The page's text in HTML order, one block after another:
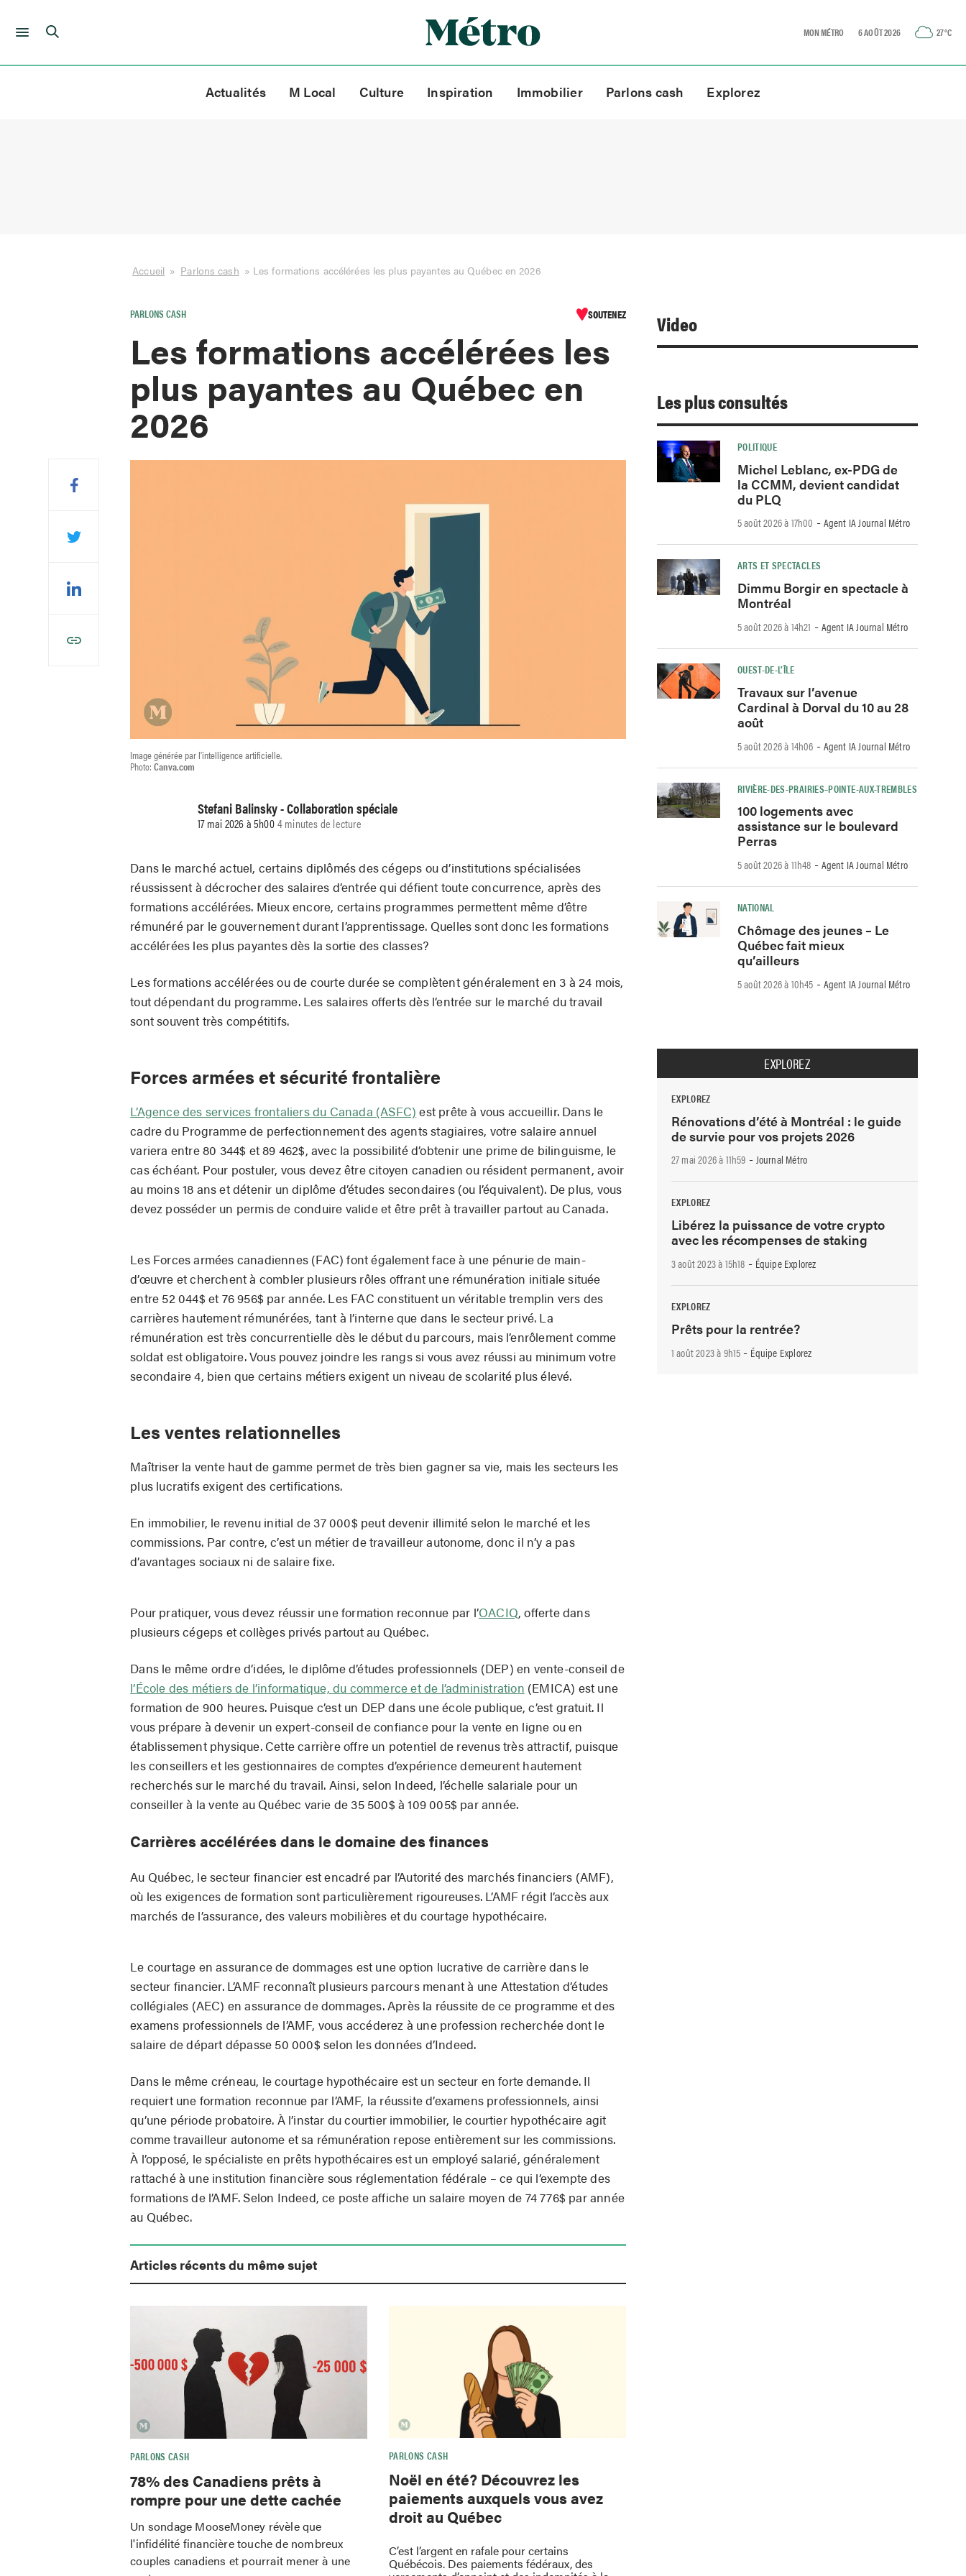
Skip
MON MÉTRO 6 AOÛT 2026 27°C
Actualités M Local Culture Inspiration Immobilier Parlons cash Explorez
Accueil » Parlons cash » Les formations accélérées les plus payantes au Québec en 2026
PARLONS CASH SOUTENEZ
Les formations accélérées les
plus payantes au Québec en
2026
Image générée par l'intelligence artificielle.
Photo:Canva.com
Stefani Balinsky - Collaboration spéciale
17 mai 2026 à 5h004 minutes de lecture
Dans le marché actuel, certains diplômés des cégeps ou d’institutions spécialisées
réussissent à décrocher des salaires d’entrée qui défient toute concurrence, après des
formations accélérées. Mieux encore, certains programmes permettent même d’être
rémunéré par le gouvernement durant l’apprentissage. Quelles sont donc les formations
accélérées les plus payantes dès la sortie des classes?
Les formations accélérées ou de courte durée se complètent généralement en 3 à 24 mois,
tout dépendant du programme. Les salaires offerts dès l’entrée sur le marché du travail
sont souvent très compétitifs.
Forces armées et sécurité frontalière
L’Agence des services frontaliers du Canada (ASFC) est prête à vous accueillir. Dans le
cadre du Programme de perfectionnement des agents stagiaires, votre salaire annuel
variera entre 80 344$ et 89 462$, avec la possibilité d’obtenir une prime de bilinguisme, le
cas échéant. Pour postuler, vous devez être citoyen canadien ou résident permanent, avoir
au moins 18 ans et détenir un diplôme d’études secondaires (ou l’équivalent). De plus, vous
devez posséder un permis de conduire valide et être prêt à travailler partout au Canada.
Les Forces armées canadiennes (FAC) font également face à une pénurie de main-
d’œuvre et cherchent à combler plusieurs rôles offrant une rémunération initiale située
entre 52 044$ et 76 956$ par année. Les FAC constituent un véritable tremplin vers des
carrières hautement rémunérées, tant à l’interne que dans le secteur privé. La
rémunération est très concurrentielle dès le début du parcours, mais l’enrôlement comme
soldat est obligatoire. Vous pouvez joindre les rangs si vous avez réussi au minimum votre
secondaire 4, bien que certains métiers exigent un niveau de scolarité plus élevé.
Les ventes relationnelles
Maîtriser la vente haut de gamme permet de très bien gagner sa vie, mais les secteurs les
plus lucratifs exigent des certifications.
En immobilier, le revenu initial de 37 000$ peut devenir illimité selon le marché et les
commissions. Par contre, c’est un métier de travailleur autonome, donc il n’y a pas
d’avantages sociaux ni de salaire fixe.
Pour pratiquer, vous devez réussir une formation reconnue par l’OACIQ, offerte dans
plusieurs cégeps et collèges privés partout au Québec.
Dans le même ordre d’idées, le diplôme d’études professionnels (DEP) en vente-conseil de
l’École des métiers de l’informatique, du commerce et de l’administration (EMICA) est une
formation de 900 heures. Puisque c’est un DEP dans une école publique, c’est gratuit. Il
vous prépare à devenir un expert-conseil de confiance pour la vente en ligne ou en
établissement physique. Cette carrière offre un potentiel de revenus très attractif, puisque
les conseillers et les gestionnaires de comptes d’expérience demeurent hautement
recherchés sur le marché du travail. Ainsi, selon Indeed, l’échelle salariale pour un
conseiller à la vente au Québec varie de 35 500$ à 109 005$ par année.
Carrières accélérées dans le domaine des finances
Au Québec, le secteur financier est encadré par l’Autorité des marchés financiers (AMF),
où les exigences de formation sont particulièrement rigoureuses. L’AMF régit l’accès aux
marchés de l’assurance, des valeurs mobilières et du courtage hypothécaire.
Le courtage en assurance de dommages est une option lucrative de carrière dans le
secteur financier. L’AMF reconnaît plusieurs parcours menant à une Attestation d’études
collégiales (AEC) en assurance de dommages. Après la réussite de ce programme et des
examens professionnels de l’AMF, vous accéderez à une profession recherchée dont le
salaire de départ dépasse 50 000$ selon les données d’Indeed.
Dans le même créneau, le courtage hypothécaire est un secteur en forte demande. Il
requiert une formation reconnue par l’AMF, la réussite d’examens professionnels, ainsi
qu’une période probatoire. À l’instar du courtier immobilier, le courtier hypothécaire agit
comme travailleur autonome et sa rémunération repose entièrement sur les commissions.
À l’opposé, le spécialiste en prêts hypothécaires est un employé salarié, généralement
rattaché à une institution financière sous réglementation fédérale – ce qui l’exempte des
formations de l’AMF. Selon Indeed, ce poste affiche un salaire moyen de 74 776$ par année
au Québec.
Articles récents du même sujet
PARLONS CASH
78% des Canadiens prêts à
rompre pour une dette cachée
Un sondage MooseMoney révèle que
l'infidélité financière touche de nombreux
couples canadiens et pourrait mener à une
PARLONS CASH
Noël en été? Découvrez les
paiements auxquels vous avez
droit au Québec
C’est l’argent en rafale pour certains
Québécois. Des paiements fédéraux, des
Video
Les plus consultés
POLITIQUE
Michel Leblanc, ex-PDG de
la CCMM, devient candidat
du PLQ
5 août 2026 à 17h00 -Agent IA Journal Métro
ARTS ET SPECTACLES
Dimmu Borgir en spectacle à
Montréal
5 août 2026 à 14h21 -Agent IA Journal Métro
OUEST-DE-L’ÎLE
Travaux sur l’avenue
Cardinal à Dorval du 10 au 28
août
5 août 2026 à 14h06 -Agent IA Journal Métro
RIVIÈRE-DES-PRAIRIES–POINTE-AUX-TREMBLES
100 logements avec
assistance sur le boulevard
Perras
5 août 2026 à 11h48 -Agent IA Journal Métro
NATIONAL
Chômage des jeunes – Le
Québec fait mieux
qu’ailleurs
5 août 2026 à 10h45 -Agent IA Journal Métro
EXPLOREZ
EXPLOREZ
Rénovations d’été à Montréal : le guide
de survie pour vos projets 2026
27 mai 2026 à 11h59 -Journal Métro
EXPLOREZ
Libérez la puissance de votre crypto
avec les récompenses de staking
3 août 2023 à 15h18 - Équipe Explorez
EXPLOREZ
Prêts pour la rentrée?
1 août 2023 à 9h15 - Équipe Explorez